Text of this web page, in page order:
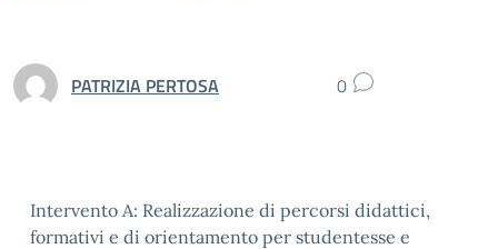
PATRIZIA PERTOSA 0
Intervento A: Realizzazione di percorsi didattici,
formativi e di orientamento per studentesse e